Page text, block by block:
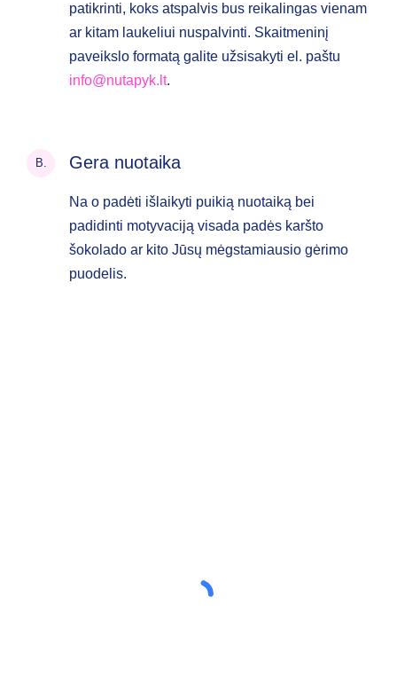
patikrinti, koks atspalvis bus reikalingas vienam
ar kitam laukeliui nuspalvinti. Skaitmeninį
paveikslo formatą galite užsisakyti el. paštu
info@nutapyk.lt.
B. Gera nuotaika
Na o padėti išlaikyti puikią nuotaiką bei
padidinti motyvaciją visada padės karšto
šokolado ar kito Jūsų mėgstamiausio gėrimo
puodelis.